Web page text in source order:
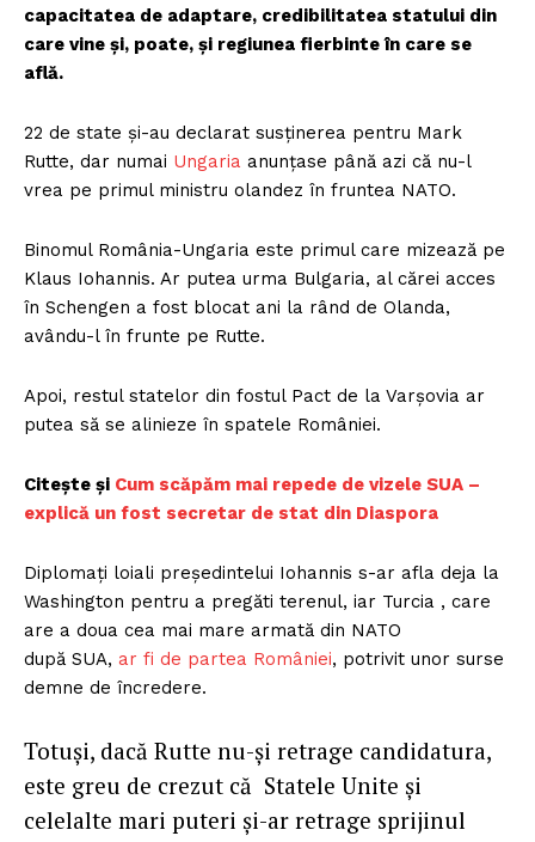
capacitatea de adaptare, credibilitatea statului din
care vine și, poate, și regiunea fierbinte în care se
află.
22 de state și-au declarat susținerea pentru Mark
Rutte, dar numai Ungaria anunțase până azi că nu-l
vrea pe primul ministru olandez în fruntea NATO.
Binomul România-Ungaria este primul care mizează pe
Klaus Iohannis. Ar putea urma Bulgaria, al cărei acces
în Schengen a fost blocat ani la rând de Olanda,
avându-l în frunte pe Rutte.
Apoi, restul statelor din fostul Pact de la Varșovia ar
putea să se alinieze în spatele României.
Citește și Cum scăpăm mai repede de vizele SUA –
explică un fost secretar de stat din Diaspora
Diplomați loiali președintelui Iohannis s-ar afla deja la
Washington pentru a pregăti terenul, iar Turcia , care
are a doua cea mai mare armată din NATO
după SUA, ar fi de partea României, potrivit unor surse
demne de încredere.
Totuși, dacă Rutte nu-și retrage candidatura,
este greu de crezut că Statele Unite și
celelalte mari puteri și-ar retrage sprijinul